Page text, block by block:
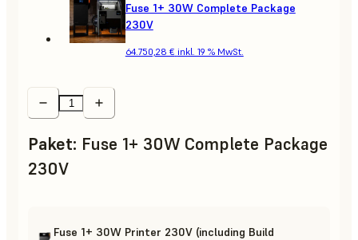
Fuse 1+ 30W Complete Package
230V
64.750,28 € inkl. 19 % MwSt.
Paket: Fuse 1+ 30W Complete Package
230V
Fuse 1+ 30W Printer 230V (including Build